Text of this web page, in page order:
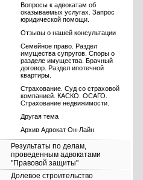
Вопросы к адвокатам об
оказываемых услугах. Запрос
юридической помощи.
Отзывы о нашей консультации
Семейное право. Раздел
имущества супругов. Споры о
разделе имущества. Брачный
договор. Раздел ипотечной
квартиры.
Страхование. Суд со страховой
компанией. КАСКО. ОСАГО.
Страхование недвижимости.
Другая тема
Архив Адвокат Он-Лайн
Результаты по делам,
проведенным адвокатами
"Правовой защиты"
Долевое строительство